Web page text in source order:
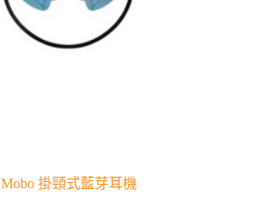
Mobo 掛頸式藍芽耳機